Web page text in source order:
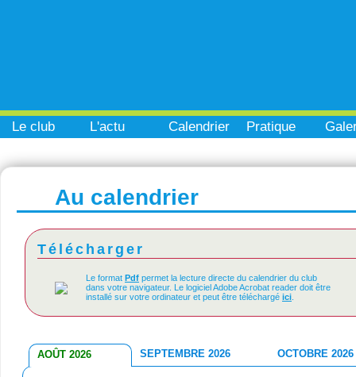
Le club L'actu Calendrier Pratique
Au calendrier
Télécharger
Le format Pdf permet la lecture directe du calendrier du club
dans votre navigateur. Le logiciel Adobe Acrobat reader doit être
installé sur votre ordinateur et peut être téléchargé ici
AOÛT 2026 SEPTEMBRE 2026 OCTOBRE 2026